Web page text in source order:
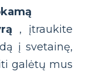
, įtraukite
į svetainę,
galėtų mus